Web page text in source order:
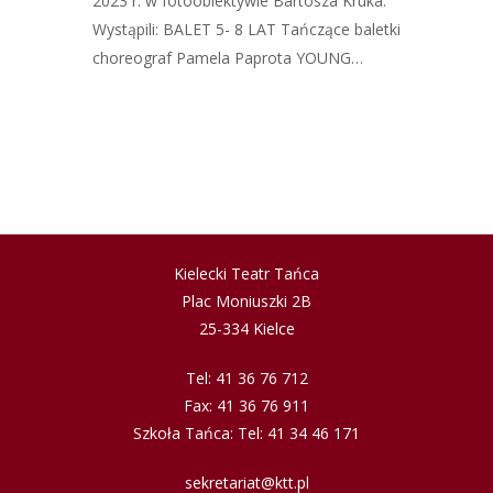
Wystąpili: BALET 5- 8 LAT Tańczące baletki
choreograf Pamela Paprota YOUNG…
Kielecki Teatr Tańca
Plac Moniuszki 2B
25-334 Kielce
Tel: 41 36 76 712
Fax: 41 36 76 911
Szkoła Tańca: Tel: 41 34 46 171
sekretariat@ktt.pl